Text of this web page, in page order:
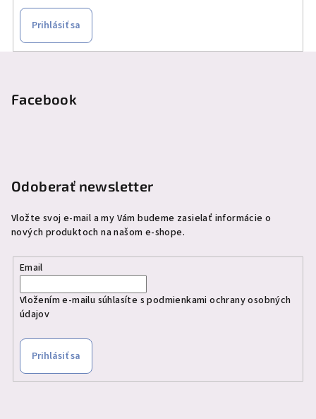
Prihlásiť sa
Facebook
Odoberať newsletter
Vložte svoj e-mail a my Vám budeme zasielať informácie o
nových produktoch na našom e-shope.
Email
Vložením e-mailu súhlasíte spodmienkami ochrany osobných
údajov
Prihlásiť sa